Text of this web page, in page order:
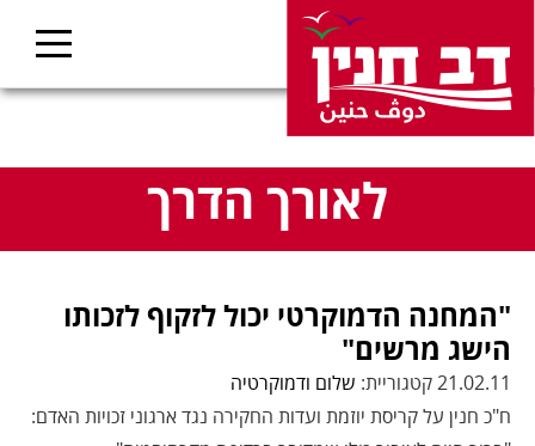
לאורך הדרך
"המחנה הדמוקרטי יכול לזקוף לזכותו
הישג מרשים"
21.02.11 קטגוריית:
שלום ודמוקרטיה
ח"כ חנין על קריסת יוזמת ועדות החקירה נגד ארגוני זכויות האדם: